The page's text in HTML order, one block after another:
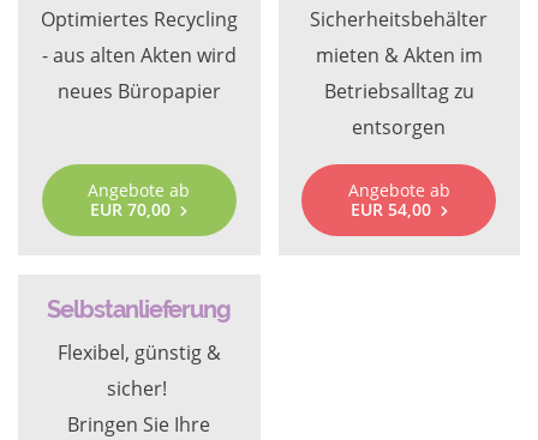
Optimiertes Recycling
- aus alten Akten wird
neues Büropapier
Angebote ab
EUR 70,00
Sicherheitsbehälter
mieten & Akten im
Betriebsalltag zu
entsorgen
Angebote ab
EUR 54,00
Selbstanlieferung
Flexibel, günstig &
sicher!
Bringen Sie Ihre